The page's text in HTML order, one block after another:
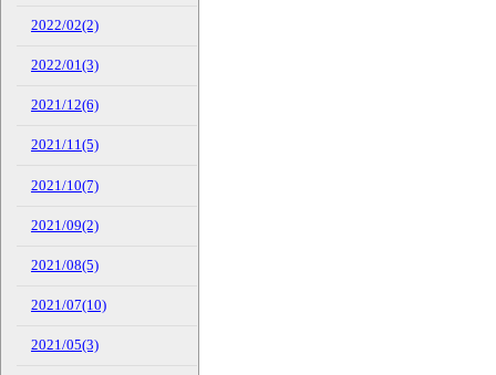
2022/02(2)
2022/01(3)
2021/12(6)
2021/11(5)
2021/10(7)
2021/09(2)
2021/08(5)
2021/07(10)
2021/05(3)